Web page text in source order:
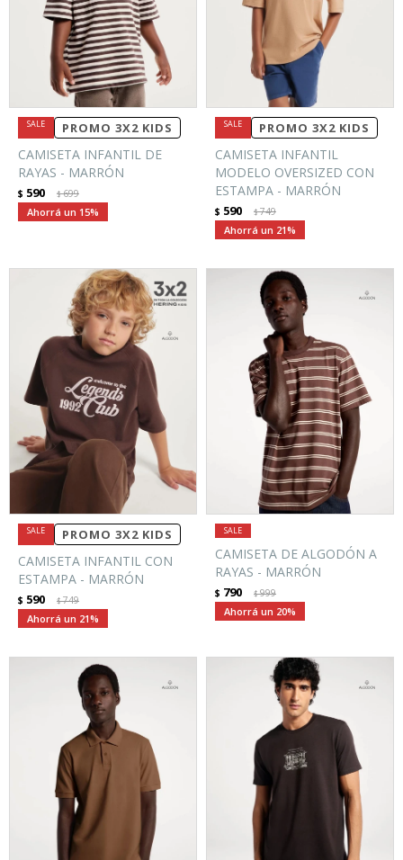
PROMO 3X2 KIDS
CAMISETA INFANTIL DE
RAYAS - MARRÓN
$ 590 $699
15
PROMO 3X2 KIDS
CAMISETA INFANTIL
MODELO OVERSIZED CON
ESTAMPA - MARRÓN
$ 590 $749
21
PROMO 3X2 KIDS
CAMISETA INFANTIL CON
ESTAMPA - MARRÓN
$ 590 $749
21
CAMISETA DE ALGODÓN A
RAYAS - MARRÓN
$ 790 $999
20